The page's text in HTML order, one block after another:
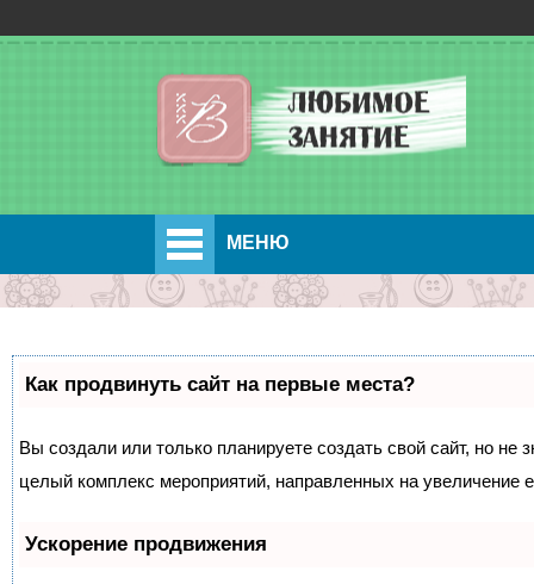
МЕНЮ
Как продвинуть сайт на первые места?
Вы создали или только планируете создать свой сайт, но не
целый комплекс мероприятий, направленных на увеличение
Ускорение продвижения